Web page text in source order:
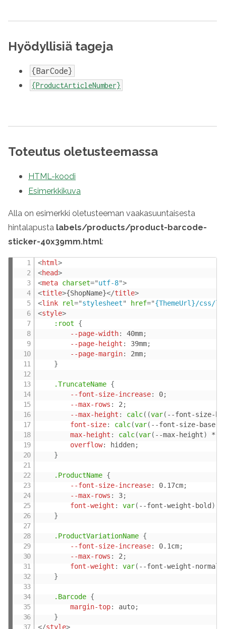
Hyödyllisiä tageja
{BarCode}
{ProductArticleNumber}
Toteutus oletusteemassa
HTML-koodi
Esimerkkikuva
Alla on esimerkki oletusteeman vaakasuuntaisesta
hintalapusta labels/products/product-barcode-
sticker-40x39mm.html:
<html>
<head>
<meta charset="utf-8">
<title>{ShopName}</title>
<link rel="stylesheet" href="{ThemeUrl}/css/
<style>
:root
{
--page-width: 40mm;
--page-height : 39mm;
--page-margin: 2mm;
}
.TruncateName {
--font-size-increase: 0;
--max-rows : 2 ;
--max-height : calc( (var( --font-size-
font-size: calc(var( --font-size-base
max-height : calc(var( --max-height) *
overflow: hidden;
}
.ProductName {
--font-size-increase: 0.17cm;
--max-rows : 3;
font-weight : var( --font-weight-bold )
}
.ProductVariationName {
--font-size-increase: 0.1cm;
--max-rows : 2 ;
font-weight : var( --font-weight-normal
}
.Barcode {
margin-top: auto;
}
</style>